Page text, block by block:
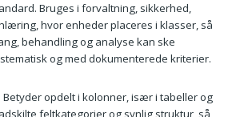
Bruges i forvaltning, sikkerhed,
hvor enheder placeres i klasser, så
behandling og analyse kan ske
og med dokumenterede kriterier.
Betyder opdelt i kolonner, især i tabeller og
feltkategorier og synlig struktur, så